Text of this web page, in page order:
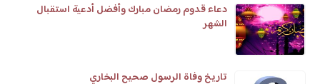
دعاء قدوم رمضان مبارك وأفضل أدعية استقبال
الشهر
تاريخ وفاة الرسول صحيح البخاري